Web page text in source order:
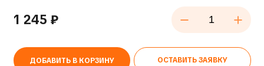
1 245 ₽
ДОБАВИТЬ В КОРЗИНУ ОСТАВИТЬ ЗАЯВКУ